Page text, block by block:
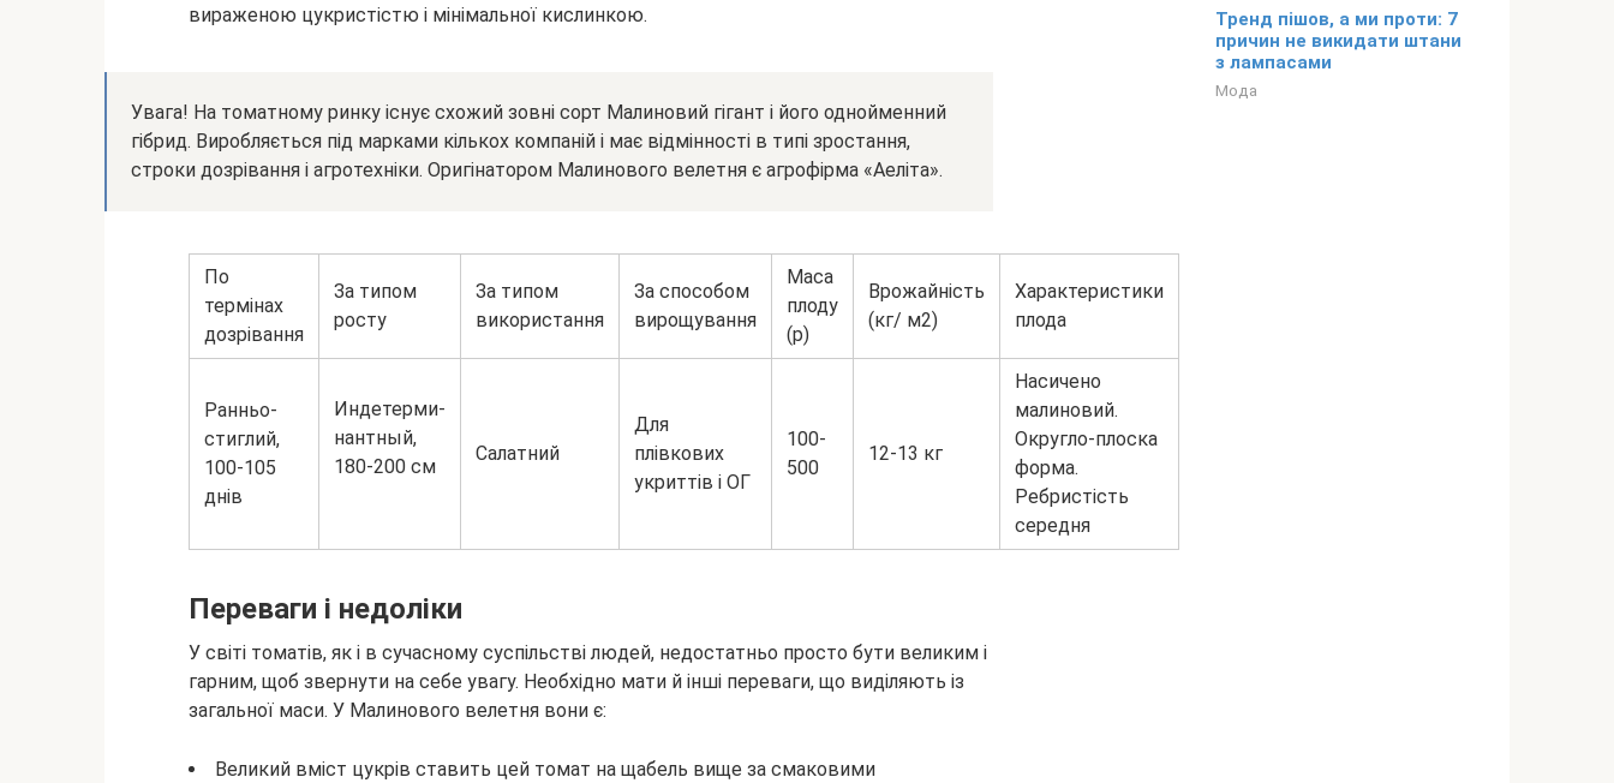
вираженою цукристістю і мінімальної кислинкою.
Увага! На томатному ринку існує схожий зовні сорт Малиновий гігант і його однойменний
гібрид. Виробляється під марками кількох компаній і має відмінності в типі зростання,
строки дозрівання і агротехніки. Оригінатором Малинового велетня є агрофірма «Аеліта».
По
термінах
дозрівання
За типом
росту
За типом
використання
За способом
вирощування
Маса
плоду
(р)
Врожайність
(кг/ м2)
Характеристики
плода
Ранньо-
стиглий,
100-105
днів
Индетерми-
нантный,
180-200 см
Салатний
Для
плівкових
укриттів і ОГ
100-
500
12-13 кг
Насичено
малиновий.
Округло-плоска
форма.
Ребристість
середня
Переваги і недоліки
У світі томатів, як і в сучасному суспільстві людей, недостатньо просто бути великим і
гарним, щоб звернути на себе увагу. Необхідно мати й інші переваги, що виділяють із
загальної маси. У Малинового велетня вони є:
Великий вміст цукрів ставить цей томат на щабель вище за смаковими
Тренд пішов, а ми проти: 7
причин не викидати штани
з лампасами
Мода